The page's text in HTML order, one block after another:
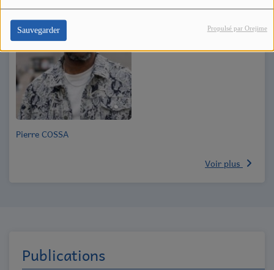
Sauvegarder Propulsé par Orejime
Pierre COSSA
Voir plus
Publications